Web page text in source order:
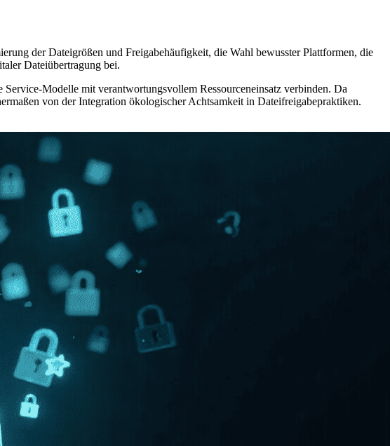
der Dateigrößen und Freigabehäufigkeit, die Wahl bewusster Plattformen, die
Dateiübertragung bei.
Modelle mit verantwortungsvollem Ressourceneinsatz verbinden. Da
von der Integration ökologischer Achtsamkeit in Dateifreigabepraktiken.